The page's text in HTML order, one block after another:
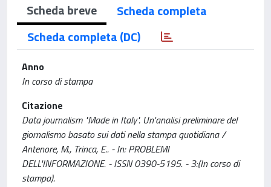
Scheda breve
Scheda completa
Scheda completa (DC)
Anno
In corso di stampa
Citazione
Data journalism "Made in Italy". Un'analisi preliminare del
giornalismo basato sui dati nella stampa quotidiana /
Antenore, M., Trinca, E.. - In: PROBLEMI
DELL'INFORMAZIONE. - ISSN 0390-5195. - 3:(In corso di
stampa).